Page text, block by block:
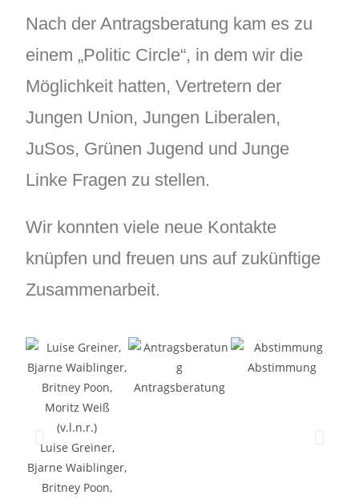
Nach der Antragsberatung kam es zu
einem „Politic Circle“, in dem wir die
Möglichkeit hatten, Vertretern der
Jungen Union, Jungen Liberalen,
JuSos, Grünen Jugend und Junge
Linke Fragen zu stellen.
Wir konnten viele neue Kontakte
knüpfen und freuen uns auf zukünftige
Zusammenarbeit.
Luise Greiner,
Bjarne Waiblinger,
Britney Poon,
Antragsberatung
Abstimmung